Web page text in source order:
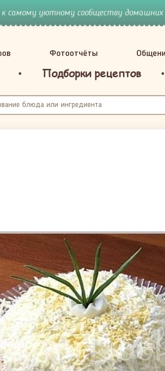
к самому уютному сообществу домашних
Фотоотчёты
Подборки рецептов